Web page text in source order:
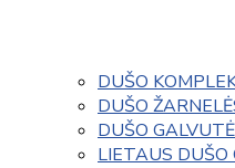
DUŠO
DUŠO
DUŠO
LIETAUS DUŠO